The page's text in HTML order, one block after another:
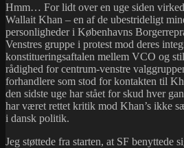
Hmm… For lidt over en uge siden
Wallait Khan – en af de ubestrideligt
personligheder i Københavns
Venstres gruppe i protest mod deres
konstitueringsaftalen mellem VCO og
rådighed for centrum-venstre
forhandlere som stod for kontakten til
den sidste uge har stået for skud hver
har været rettet kritik mod Khan’s ikke
i dansk politik.
Jeg støttede fra starten, at SF benyttede